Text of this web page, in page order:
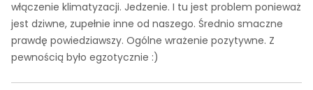
włączenie klimatyzacji. Jedzenie. I tu jest problem ponieważ
jest dziwne, zupełnie inne od naszego. Średnio smaczne
prawdę powiedziawszy. Ogólne wrażenie pozytywne. Z
pewnością było egzotycznie :)